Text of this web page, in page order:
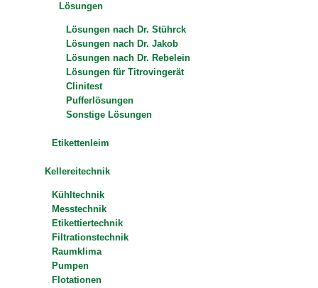
Lösungen
Lösungen nach Dr. Stührck
Lösungen nach Dr. Jakob
Lösungen nach Dr. Rebelein
Lösungen für Titrovingerät
Clinitest
Pufferlösungen
Sonstige Lösungen
Etikettenleim
Kellereitechnik
Kühltechnik
Messtechnik
Etikettiertechnik
Filtrationstechnik
Raumklima
Pumpen
Flotationen